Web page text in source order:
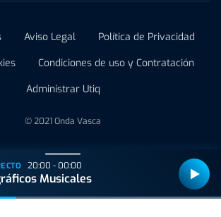
Aviso Legal
Política de Privacidad
Condiciones de uso y Contratación
Administrar Utiq
© 2021 Onda Vasca
20:00 - 00:00
Musicales